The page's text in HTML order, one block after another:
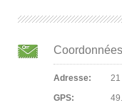
Coordonnées
Adresse:
21
GPS: